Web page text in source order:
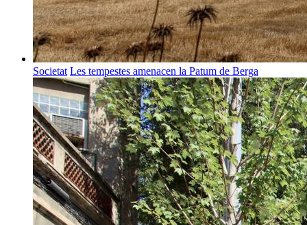
Societat Les tempestes amenacen la Patum de Berga